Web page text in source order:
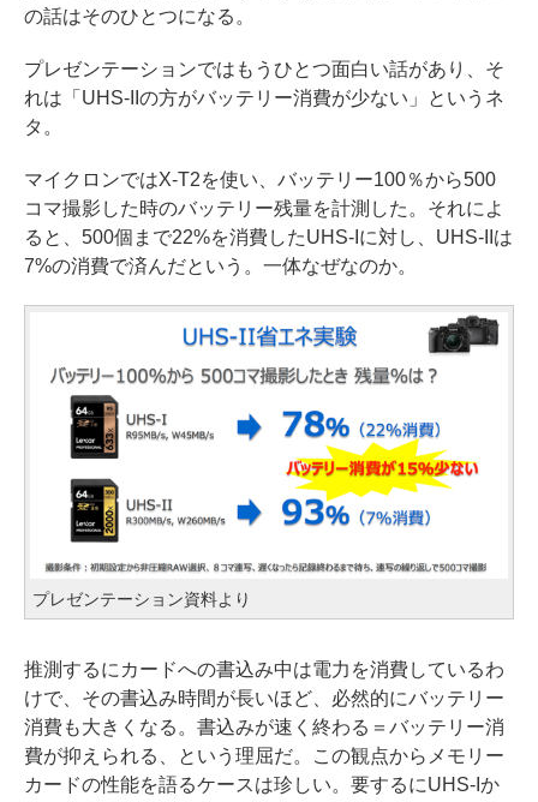
の話はそのひとつになる。
プレゼンテーションではもうひとつ面白い話があり、そ
れは「UHS-IIの方がバッテリー消費が少ない」というネ
タ。
マイクロンではX-T2を使い、バッテリー100％から500
コマ撮影した時のバッテリー残量を計測した。それによ
ると、500個まで22%を消費したUHS-Iに対し、UHS-IIは
7%の消費で済んだという。一体なぜなのか。
プレゼンテーション資料より
推測するにカードへの書込み中は電力を消費しているわ
けで、その書込み時間が長いほど、必然的にバッテリー
消費も大きくなる。書込みが速く終わる＝バッテリー消
費が抑えられる、という理屈だ。この観点からメモリー
カードの性能を語るケースは珍しい。要するにUHS-Iか